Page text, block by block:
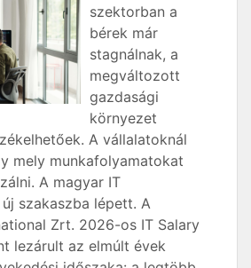
szektorban a
bérek már
stagnálnak, a
megváltozott
gazdasági
környezet
A vállalatoknál
mely munkafolyamatokat
A magyar IT
szakaszba lépett. A
Zrt. 2026-os IT Salary
lezárult az elmúlt évek